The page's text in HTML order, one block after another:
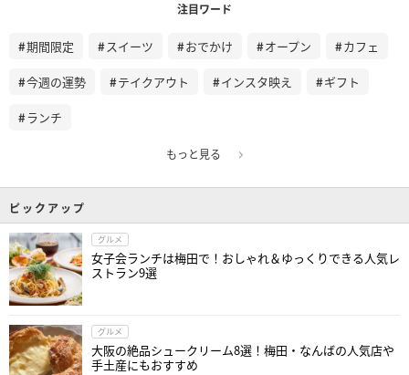
注目ワード
期間限定 スイーツ おでかけ オープン カフェ
今週の運勢 テイクアウト インスタ映え ギフト
ランチ
もっと見る
ピックアップ
グルメ
女子会ランチは梅田で！おしゃれ＆ゆっくりできる人気レ
ストラン9選
グルメ
大阪の絶品シュークリーム8選！梅田・なんばの人気店や
手土産にもおすすめ